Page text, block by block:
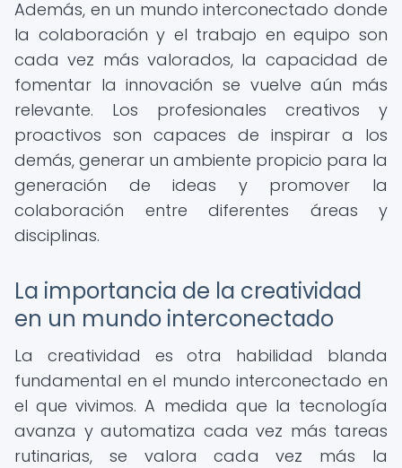
Además, en un mundo interconectado donde
la colaboración y el trabajo en equipo son
cada vez más valorados, la capacidad de
fomentar la innovación se vuelve aún más
relevante. Los profesionales creativos y
proactivos son capaces de inspirar a los
demás, generar un ambiente propicio para la
generación de ideas y promover la
colaboración entre diferentes áreas y
disciplinas.
La importancia de la creatividad
en un mundo interconectado
La creatividad es otra habilidad blanda
fundamental en el mundo interconectado en
el que vivimos. A medida que la tecnología
avanza y automatiza cada vez más tareas
rutinarias, se valora cada vez más la